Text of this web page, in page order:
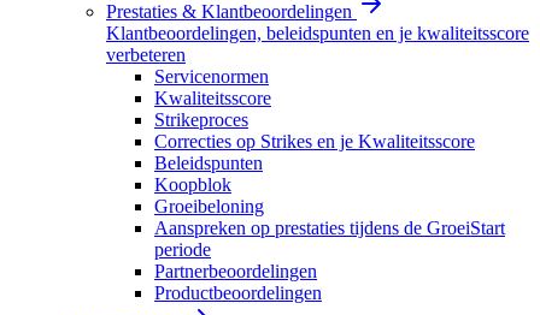
Prestaties & Klantbeoordelingen
Klantbeoordelingen, beleidspunten en je kwaliteitsscore
verbeteren
Servicenormen
Kwaliteitsscore
Strikeproces
Correcties op Strikes en je Kwaliteitsscore
Beleidspunten
Koopblok
Groeibeloning
Aanspreken op prestaties tijdens de GroeiStart
periode
Partnerbeoordelingen
Productbeoordelingen